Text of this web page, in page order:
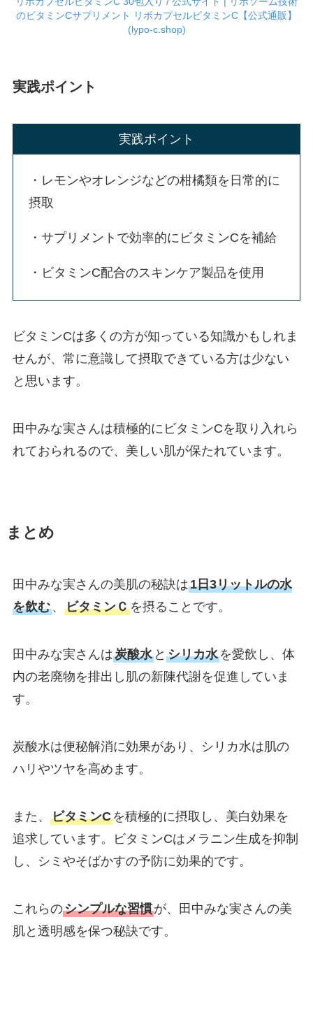
のビタミンCサプリメント リポカプセルビタミンC【公式通販】
(lypo-c.shop)
実践ポイント
実践ポイント
・レモンやオレンジなどの柑橘類を日常的に
摂取
・サプリメントで効率的にビタミンCを補給
・ビタミンC配合のスキンケア製品を使用
ビタミンCは多くの方が知っている知識かもしれま
せんが、常に意識して摂取できている方は少ない
と思います。
田中みな実さんは積極的にビタミンCを取り入れら
れておられるので、美しい肌が保たれています。
まとめ
田中みな実さんの美肌の秘訣は1日3リットルの水
を飲む、 ビタミンＣを摂ることです。
田中みな実さんは炭酸水と シリカ水を愛飲し、体
内の老廃物を排出し肌の新陳代謝を促進していま
す。
炭酸水は便秘解消に効果があり、シリカ水は肌の
ハリやツヤを高めます。
また、 ビタミンCを積極的に摂取し、美白効果を
追求しています。ビタミンCはメラニン生成を抑制
し、シミやそばかすの予防に効果的です。
これらのシンプルな習慣が、田中みな実さんの美
肌と透明感を保つ秘訣です。